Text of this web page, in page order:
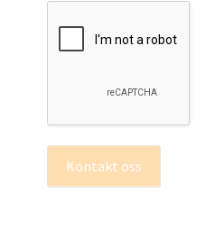
Kontakt oss